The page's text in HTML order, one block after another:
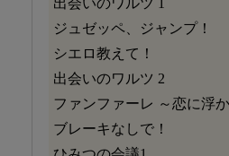
ジュゼッペ、ジャンプ！
シエロ教えて！
出会いのワルツ 2
ファンファーレ ～恋に浮
ブレーキなしで！